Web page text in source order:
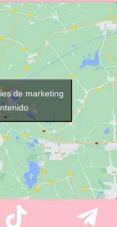
de marketing